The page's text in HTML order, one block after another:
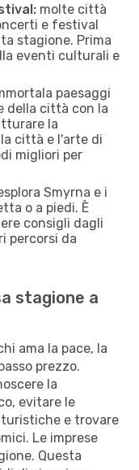
molte città
e festival
stagione. Prima
eventi culturali e
paesaggi
della città con la
la
città e l'arte di
migliori per
Smyrna e i
o a piedi. È
consigli dagli
percorsi da
stagione a
ama la pace, la
prezzo.
la
evitare le
e trovare
Le imprese
Questa